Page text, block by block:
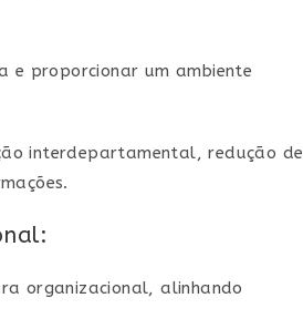
e proporcionar um ambiente
interdepartamental, redução de
organizacional, alinhando